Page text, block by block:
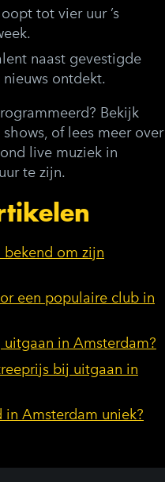
tot vier uur ’s
naast gevestigde
ontdekt.
Bekijk
of lees meer over
live muziek in
te zijn.
om zijn
een populaire club in
in Amsterdam?
bij uitgaan in
Amsterdam uniek?